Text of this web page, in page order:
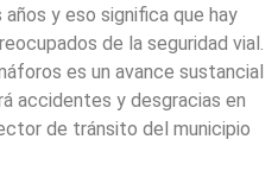
y eso significa que hay
de la seguridad vial.
es un avance sustancial
accidentes y desgracias en
de tránsito del municipio